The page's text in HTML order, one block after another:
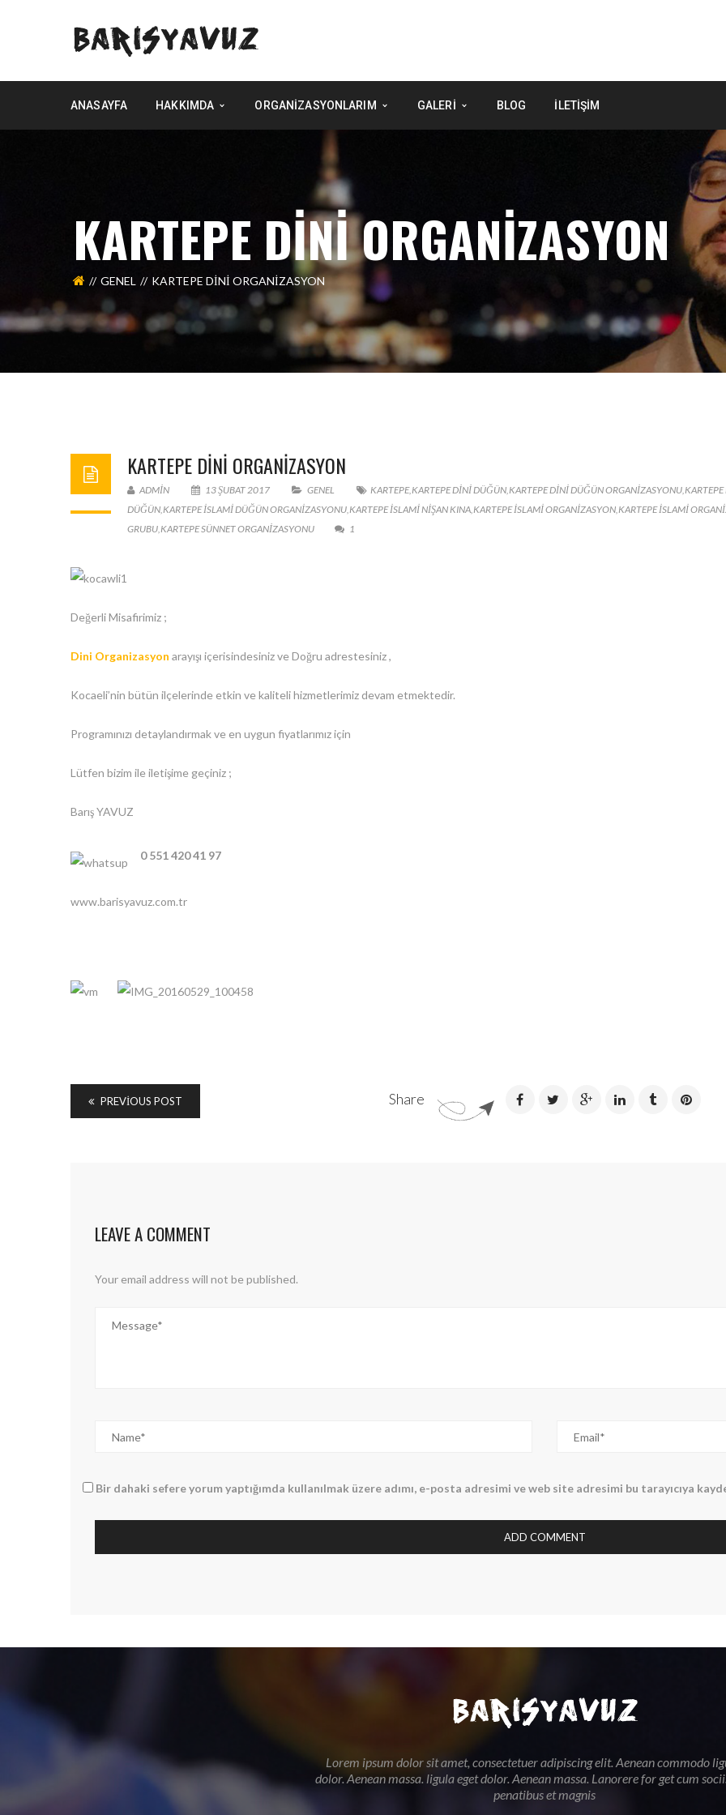
ANASAYFA HAKKIMDA ORGANIZASYONLARIM GALERI BLOG İLETIŞIM
KARTEPE DINI ORGANIZASYON
GENEL KARTEPE DINI ORGANIZASYON
KARTEPE DINI ORGANIZASYON
ADMIN 13 ŞUBAT 2017 GENEL KARTEPE,KARTEPE DINI DÜĞÜN,KARTEPE DINI DÜĞÜN ORGANIZASYONU,
DÜĞÜN,KARTEPE ISLAMI DÜĞÜN ORGANIZASYONU,KARTEPE ISLAMI NIŞAN KINA,KARTEPE ISLAMI ORGANIZASYON,KARTEPE ISLAMI
GRUBU,KARTEPE SÜNNET ORGANIZASYONU 1
Değerli Misafirimiz ;
Dini Organizasyon arayışı içerisindesiniz ve Doğru adrestesiniz ,
Kocaeli’nin bütün ilçelerinde etkin ve kaliteli hizmetlerimiz devam etmektedir.
Programınızı detaylandırmak ve en uygun fiyatlarımız için
Lütfen bizim ile iletişime geçiniz ;
Barış YAVUZ
0 551 420 41 97
www.barisyavuz.com.tr
Share
PREVIOUS POST
LEAVE A COMMENT
Your email address will not be published.
Bir dahaki sefere yorum yaptığımda kullanılmak üzere adımı, e-posta adresimi ve web site adresimi bu tarayıcıya
Lorem ipsum dolor sit amet, consectetuer adipiscing elit. Aenean commodo
dolor. Aenean massa. ligula eget dolor. Aenean massa. Lanorere for get cum
penatibus et magnis